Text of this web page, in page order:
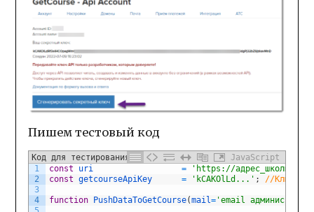
Пишем тестовый код
Код для тестирования
JavaScript
1
2
3
4
const uri =
'https://адрес_школы/pl/
const getcourseApiKey = 'kCAKOlLd...' ; //Ключ API
function PushDataToGetCourse(mail='email